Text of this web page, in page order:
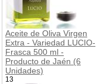
Aceite de Oliva Virgen
Extra - Variedad LUCIO-
Frasca 500 ml -
Producto de Jaén (6
Unidades)
13